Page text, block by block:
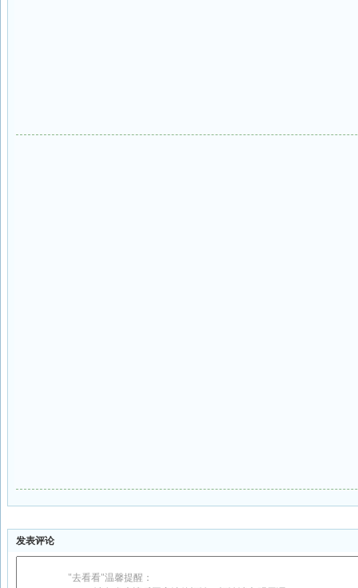
发表评论
"去看看"温馨提醒：